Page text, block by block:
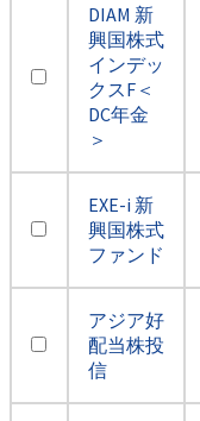
DIAM 新
興国株式
インデッ
クスF＜
DC年金
＞
EXE-i 新
興国株式
ファンド
アジア好
配当株投
信